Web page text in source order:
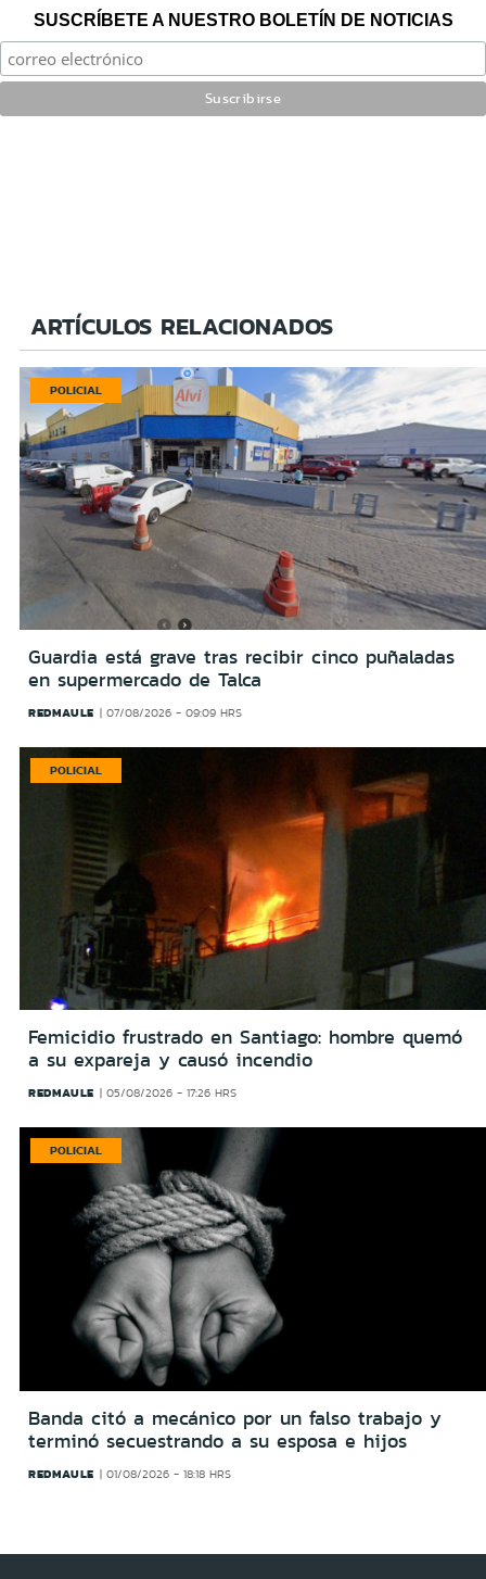
SUSCRÍBETE A NUESTRO BOLETÍN DE NOTICIAS
ARTÍCULOS RELACIONADOS
POLICIAL
Guardia está grave tras recibir cinco puñaladas
en supermercado de Talca
REDMAULE 07/08/2026 - 09:09 HRS
POLICIAL
Femicidio frustrado en Santiago: hombre quemó
a su expareja y causó incendio
REDMAULE 05/08/2026 - 17:26 HRS
POLICIAL
Banda citó a mecánico por un falso trabajo y
terminó secuestrando a su esposa e hijos
REDMAULE 01/08/2026 - 18:18 HRS